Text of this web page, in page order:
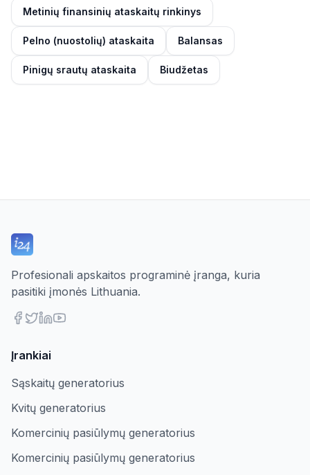
Metinių finansinių ataskaitų rinkinys
Pelno (nuostolių) ataskaita Balansas
Pinigų srautų ataskaita Biudžetas
Profesionali apskaitos programinė įranga, kuria
pasitiki įmonės Lithuania.
Įrankiai
Sąskaitų generatorius
Kvitų generatorius
Komercinių pasiūlymų generatorius
Komercinių pasiūlymų generatorius